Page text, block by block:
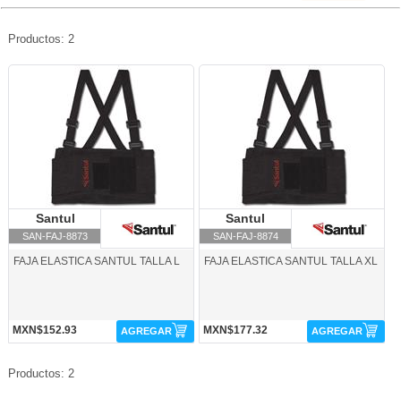
Productos: 2
SAN-FAJ-8873-Santul
Santul
SAN-FAJ-8873
FAJA ELASTICA SANTUL TALLA L
MXN$152.93 AGREGAR
SAN-FAJ-8874-Santul
Santul
SAN-FAJ-8874
FAJA ELASTICA SANTUL TALLA XL
MXN$177.32 AGREGAR
Productos: 2